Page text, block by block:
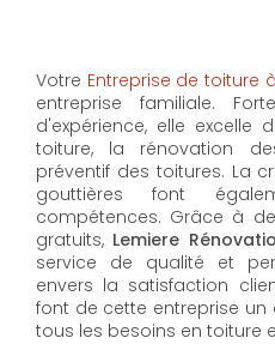
Votre Entreprise de toiture
entreprise familiale.
d'expérience, elle excelle
toiture, la rénovation
préventif des toitures. La
gouttières font
compétences. Grâce à
gratuits, Lemiere
service de qualité et
envers la satisfaction
font de cette entreprise
tous les besoins en toiture